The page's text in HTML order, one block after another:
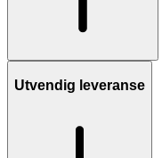
Utvendig leveranse